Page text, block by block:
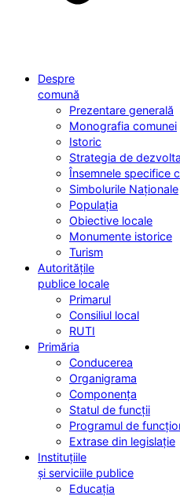
Despre
comună
Prezentare generală
Monografia comunei
Istoric
Strategia de
Însemnele specifice
Simbolurile Naționale
Populația
Obiective locale
Monumente istorice
Turism
Autoritățile
publice locale
Primarul
Consiliul local
RUTI
Primăria
Conducerea
Organigrama
Componența
Statul de funcții
Programul de
Extrase din legislație
Instituțiile
și serviciile publice
Educația